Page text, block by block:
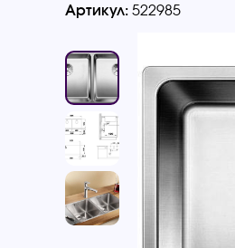
Артикул: 522985